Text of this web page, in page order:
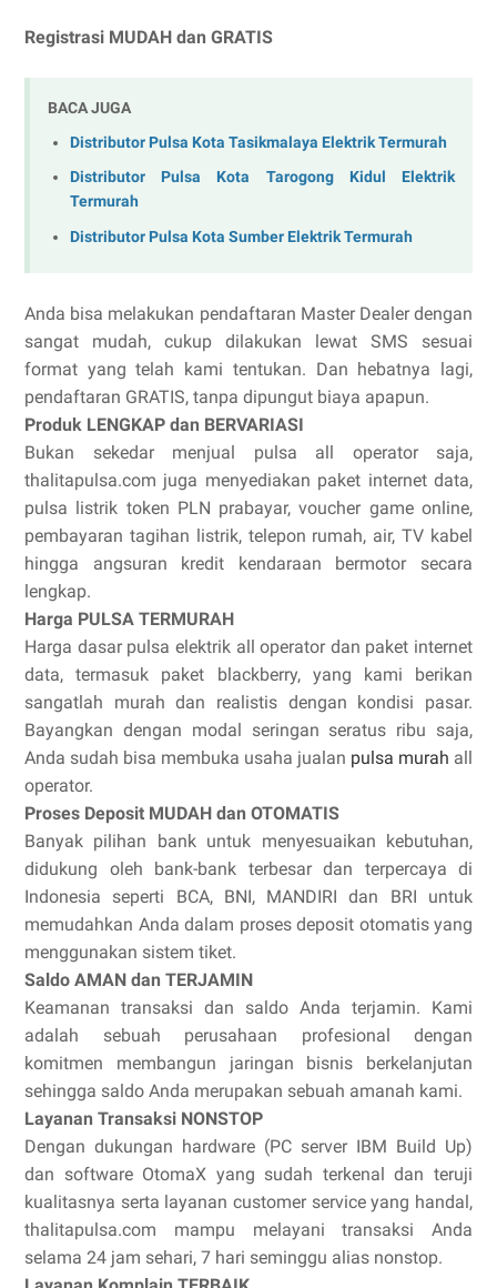
Registrasi MUDAH dan GRATIS
BACA JUGA
Distributor Pulsa Kota Tasikmalaya Elektrik Termurah
Distributor Pulsa Kota Tarogong Kidul Elektrik
Termurah
Distributor Pulsa Kota Sumber Elektrik Termurah
Anda bisa melakukan pendaftaran Master Dealer dengan
sangat mudah, cukup dilakukan lewat SMS sesuai
format yang telah kami tentukan. Dan hebatnya lagi,
pendaftaran GRATIS, tanpa dipungut biaya apapun.
Produk LENGKAP dan BERVARIASI
Bukan sekedar menjual pulsa all operator saja,
thalitapulsa.com juga menyediakan paket internet data,
pulsa listrik token PLN prabayar, voucher game online,
pembayaran tagihan listrik, telepon rumah, air, TV kabel
hingga angsuran kredit kendaraan bermotor secara
lengkap.
Harga PULSA TERMURAH
Harga dasar pulsa elektrik all operator dan paket internet
data, termasuk paket blackberry, yang kami berikan
sangatlah murah dan realistis dengan kondisi pasar.
Bayangkan dengan modal seringan seratus ribu saja,
Anda sudah bisa membuka usaha jualan pulsa murah all
operator.
Proses Deposit MUDAH dan OTOMATIS
Banyak pilihan bank untuk menyesuaikan kebutuhan,
didukung oleh bank-bank terbesar dan terpercaya di
Indonesia seperti BCA, BNI, MANDIRI dan BRI untuk
memudahkan Anda dalam proses deposit otomatis yang
menggunakan sistem tiket.
Saldo AMAN dan TERJAMIN
Keamanan transaksi dan saldo Anda terjamin. Kami
adalah sebuah perusahaan profesional dengan
komitmen membangun jaringan bisnis berkelanjutan
sehingga saldo Anda merupakan sebuah amanah kami.
Layanan Transaksi NONSTOP
Dengan dukungan hardware (PC server IBM Build Up)
dan software OtomaX yang sudah terkenal dan teruji
kualitasnya serta layanan customer service yang handal,
thalitapulsa.com mampu melayani transaksi Anda
selama 24 jam sehari, 7 hari seminggu alias nonstop.